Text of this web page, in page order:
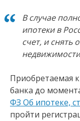
В случае
ипотеки в
счет, и снять
Приобретаемая
банка до
ФЗ Об ипотеке,
пройти